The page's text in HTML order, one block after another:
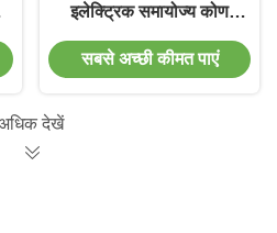
इलेक्ट्रिक समायोज्य कोण
कन्वेयर बेल्ट खनन / पैकेजिंग
उद्योग के लिए समर्पित उच्च
सबसे अच्छी कीमत पाएं
देखें